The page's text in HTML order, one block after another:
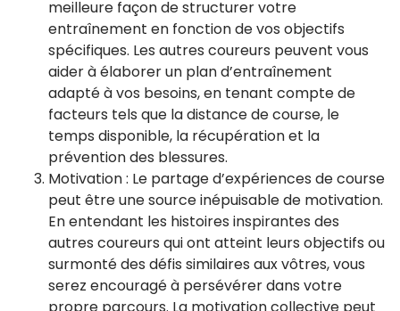
meilleure façon de structurer votre
entraînement en fonction de vos objectifs
spécifiques. Les autres coureurs peuvent vous
aider à élaborer un plan d’entraînement
adapté à vos besoins, en tenant compte de
facteurs tels que la distance de course, le
temps disponible, la récupération et la
prévention des blessures.
Motivation : Le partage d’expériences de course
peut être une source inépuisable de motivation.
En entendant les histoires inspirantes des
autres coureurs qui ont atteint leurs objectifs ou
surmonté des défis similaires aux vôtres, vous
serez encouragé à persévérer dans votre